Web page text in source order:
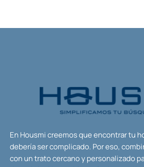
En Housmi creemos que encontrar tu
debería ser complicado. Por eso,
con un trato cercano y personalizado